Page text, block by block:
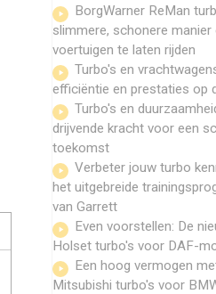
BorgWarner ReMan
slimmere, schonere manier
voertuigen te laten rijden
Turbo's en
efficiëntie en prestaties op
Turbo's en
drijvende kracht voor een
toekomst
Verbeter jouw turbo
het uitgebreide
van Garrett
Even voorstellen: De
Holset turbo's voor DAF-
Een hoog vermogen
Mitsubishi turbo's voor